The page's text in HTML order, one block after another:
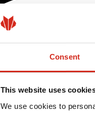
Consent
This website uses
We use cookies to